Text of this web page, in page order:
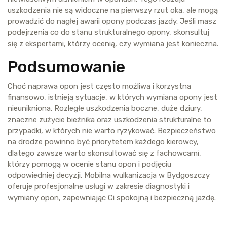
uszkodzenia nie są widoczne na pierwszy rzut oka, ale mogą
prowadzić do nagłej awarii opony podczas jazdy. Jeśli masz
podejrzenia co do stanu strukturalnego opony, skonsultuj
się z ekspertami, którzy ocenią, czy wymiana jest konieczna.
Podsumowanie
Choć naprawa opon jest często możliwa i korzystna
finansowo, istnieją sytuacje, w których wymiana opony jest
nieunikniona. Rozległe uszkodzenia boczne, duże dziury,
znaczne zużycie bieżnika oraz uszkodzenia strukturalne to
przypadki, w których nie warto ryzykować. Bezpieczeństwo
na drodze powinno być priorytetem każdego kierowcy,
dlatego zawsze warto skonsultować się z fachowcami,
którzy pomogą w ocenie stanu opon i podjęciu
odpowiedniej decyzji. Mobilna wulkanizacja w Bydgoszczy
oferuje profesjonalne usługi w zakresie diagnostyki i
wymiany opon, zapewniając Ci spokojną i bezpieczną jazdę.